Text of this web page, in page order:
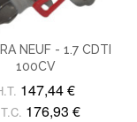
NEUF - 1.7 CDTI
100CV
147,44 €
176,93 €